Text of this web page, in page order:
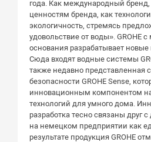
года. Как международный бренд,
ценностям бренда, как
экологичность, стремясь
удовольствие от воды». GROHE
основания разрабатывает новые
Сюда входят водные системы
также недавно представленная
безопасности GROHE Sense,
инновационным компонентом
технологий для умного дома.
разработка тесно связаны друг
на немецком предприятии как
результате продукция GROHE